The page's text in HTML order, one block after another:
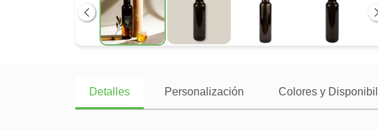
Anterior
Detalles Personalización Colores y